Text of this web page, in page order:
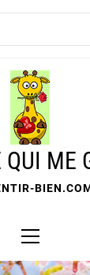
QUI ME
Menu